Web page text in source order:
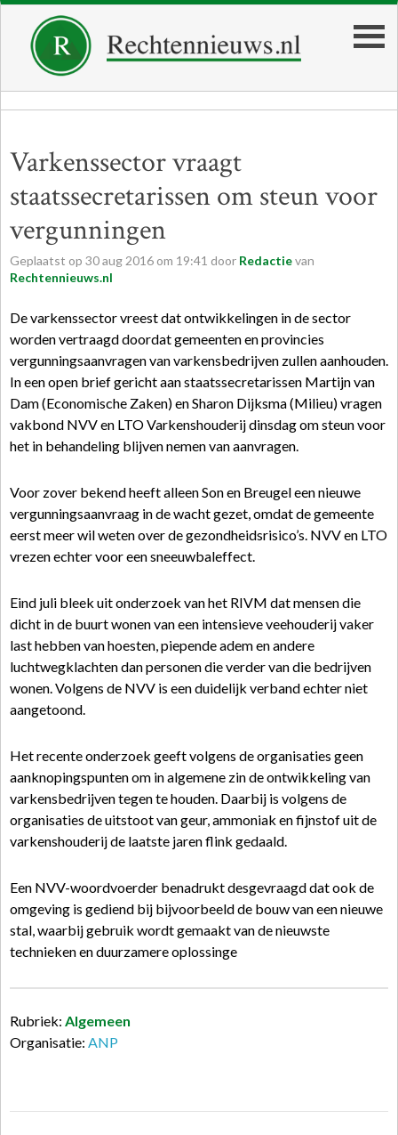
Varkenssector vraagt
staatssecretarissen om steun voor
vergunningen
Geplaatst op 30aug 2016 om 19:41 door Redactievan
Rechtennieuws.nl
De varkenssector vreest dat ontwikkelingen in de sector
worden vertraagd doordat gemeenten en provincies
vergunningsaanvragen van varkensbedrijven zullen aanhouden.
In een open brief gericht aan staatssecretarissen Martijn van
Dam (Economische Zaken) en Sharon Dijksma (Milieu) vragen
vakbond NVV en LTO Varkenshouderij dinsdag om steun voor
het in behandeling blijven nemen van aanvragen.
Voor zover bekend heeft alleen Son en Breugel een nieuwe
vergunningsaanvraag in de wacht gezet, omdat de gemeente
eerst meer wil weten over de gezondheidsrisico’s. NVV en LTO
vrezen echter voor een sneeuwbaleffect.
Eind juli bleek uit onderzoek van het RIVM dat mensen die
dicht in de buurt wonen van een intensieve veehouderij vaker
last hebben van hoesten, piepende adem en andere
luchtwegklachten dan personen die verder van die bedrijven
wonen. Volgens de NVV is een duidelijk verband echter niet
aangetoond.
Het recente onderzoek geeft volgens de organisaties geen
aanknopingspunten om in algemene zin de ontwikkeling van
varkensbedrijven tegen te houden. Daarbij is volgens de
organisaties de uitstoot van geur, ammoniak en fijnstof uit de
varkenshouderij de laatste jaren flink gedaald.
Een NVV-woordvoerder benadrukt desgevraagd dat ook de
omgeving is gediend bij bijvoorbeeld de bouw van een nieuwe
stal, waarbij gebruik wordt gemaakt van de nieuwste
technieken en duurzamere oplossinge
Rubriek: Algemeen
Organisatie: ANP